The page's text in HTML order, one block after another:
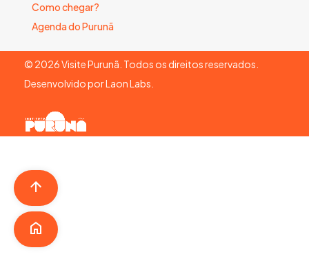
Como chegar?
Agenda do Purunã
© 2026Visite Purunã. Todos os direitos reservados.
Desenvolvido porLaon Labs